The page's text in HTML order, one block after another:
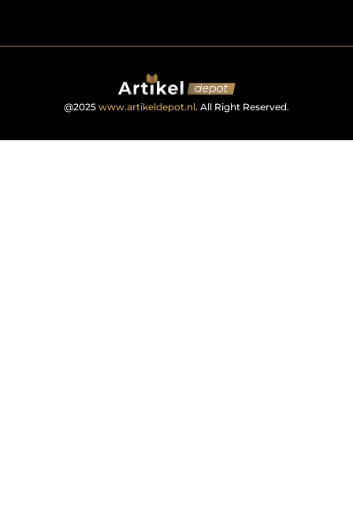
@2025 www.artikeldepot.nl. All Right Reserved.